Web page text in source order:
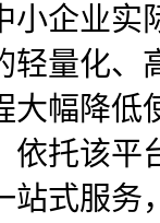
小企业实
轻量化、
大幅降
依托该平
站式服务